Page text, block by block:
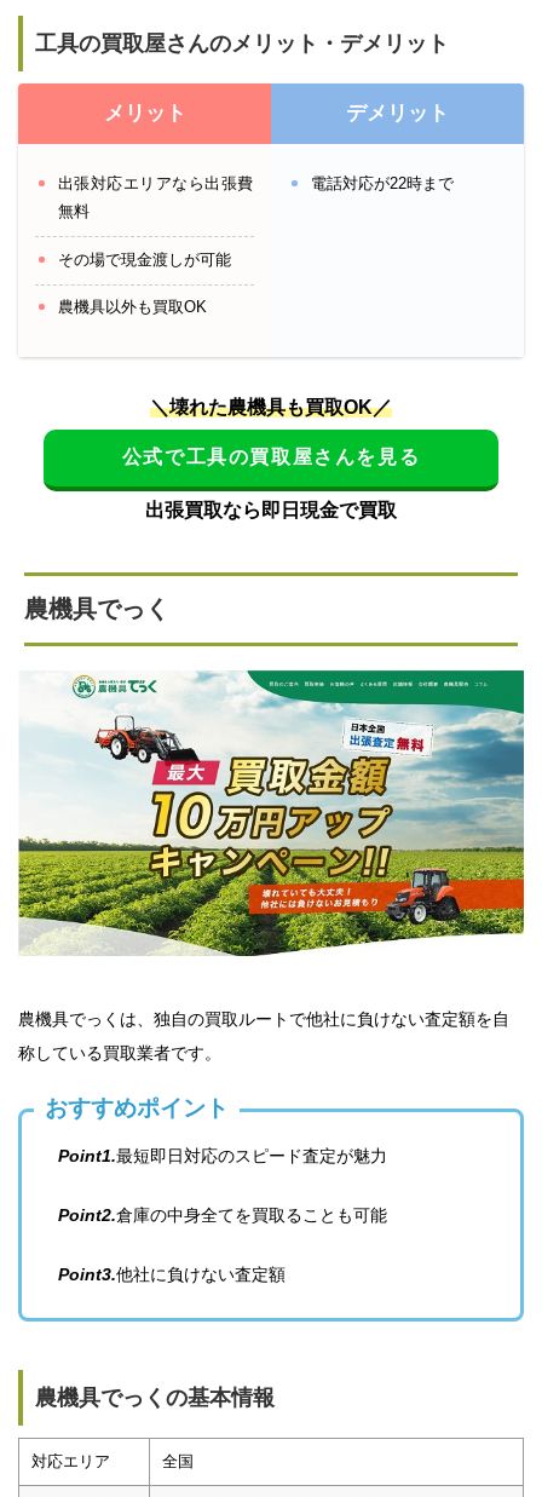
工具の買取屋さんのメリット・デメリット
メリット
出張対応エリアなら出張費
無料
その場で現金渡しが可能
農機具以外も買取OK
デメリット
電話対応が22時まで
＼壊れた農機具も買取OK／
公式で工具の買取屋さんを見る
出張買取なら即日現金で買取
農機具でっく
農機具でっくは、独自の買取ルートで他社に負けない査定額を自
称している買取業者です。
おすすめポイント
Point1.最短即日対応のスピード査定が魅力
Point2.倉庫の中身全てを買取ることも可能
Point3.他社に負けない査定額
農機具でっくの基本情報
対応エリア 全国